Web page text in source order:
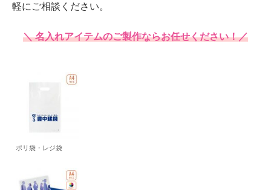
軽にご相談ください。
＼ 名入れアイテムのご製作ならお任せください！／
ポリ袋・レジ袋